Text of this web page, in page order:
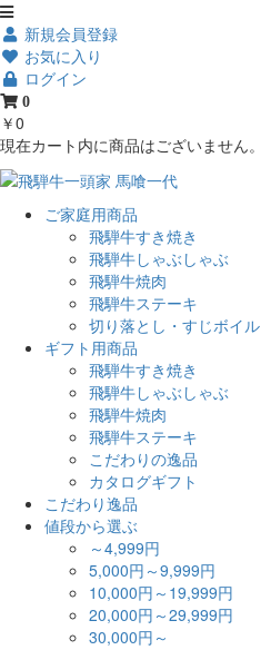
新規会員登録
お気に入り
ログイン
0
￥0
現在カート内に商品はございません。
ご家庭用商品
飛騨牛すき焼き
飛騨牛しゃぶしゃぶ
飛騨牛焼肉
飛騨牛ステーキ
切り落とし・すじボイル
ギフト用商品
飛騨牛すき焼き
飛騨牛しゃぶしゃぶ
飛騨牛焼肉
飛騨牛ステーキ
こだわりの逸品
カタログギフト
こだわり逸品
値段から選ぶ
～4,999円
5,000円～9,999円
10,000円～19,999円
20,000円～29,999円
30,000円～